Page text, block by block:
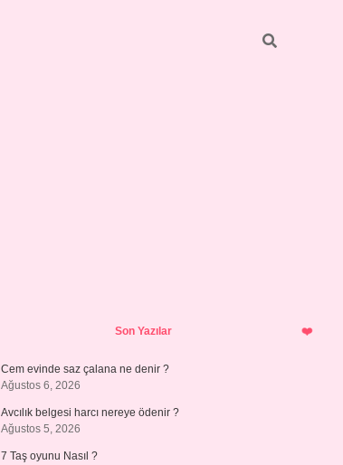
SidebarSon Yazılar
Cem evinde saz çalana ne denir ?
Ağustos 6, 2026
Avcılık belgesi harcı nereye ödenir ?
Ağustos 5, 2026
7 Taş oyunu Nasıl ?